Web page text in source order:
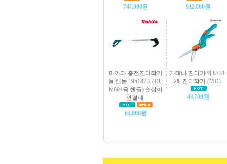
747,000원 912,000원
마끼다 충전잔디깍기
용 핸들 195187-2 (DU
M604용 핸들) 손잡이
연결대
64,800원
가데나 잔디가위 8731-
20, 잔디깍기 (MD)
43,700원